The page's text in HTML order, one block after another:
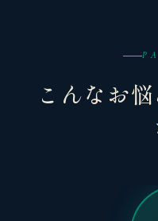
こんなお